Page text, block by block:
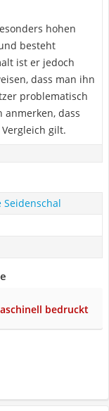
hohen
besteht
ist er jedoch
dass man ihn
problematisch
dass
gilt.
Seidenschal
bedruckt